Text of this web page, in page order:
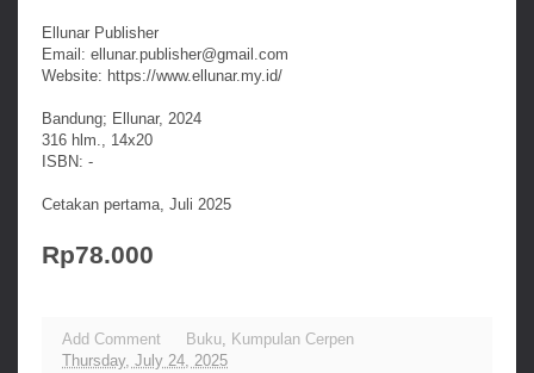
Ellunar Publisher
Email: ellunar.publisher@gmail.com
Website: https://www.ellunar.my.id/
Bandung; Ellunar, 2024
316 hlm., 14x20
ISBN: -
Cetakan pertama, Juli 2025
Rp78.000
Add Comment Buku, Kumpulan Cerpen
Thursday, July 24, 2025